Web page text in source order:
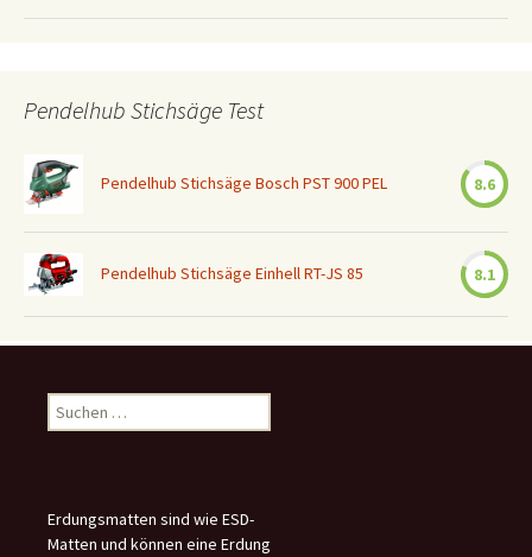
Pendelhub Stichsäge Test
Pendelhub Stichsäge Bosch PST 900 PEL 8.6
Pendelhub Stichsäge Einhell RT-JS 85 8.1
Suchen
nach:
Erdungsmatten sind wie ESD-
Matten und können eine Erdung